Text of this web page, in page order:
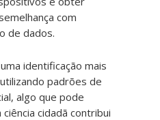
com
de dados.
identificação mais
padrões de
algo que pode
cidadã contribui